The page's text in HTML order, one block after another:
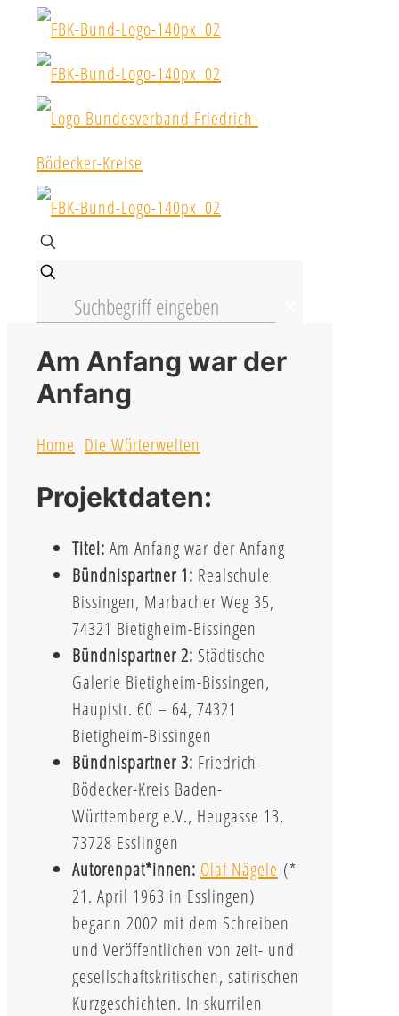
Am Anfang war der
Anfang
Home Die Wörterwelten
Projektdaten:
Titel: Am Anfang war der Anfang
Bündnispartner 1: Realschule
Bissingen, Marbacher Weg 35,
74321 Bietigheim-Bissingen
Bündnispartner 2: Städtische
Galerie Bietigheim-Bissingen,
Hauptstr. 60 – 64, 74321
Bietigheim-Bissingen
Bündnispartner 3: Friedrich-
Bödecker-Kreis Baden-
Württemberg e.V., Heugasse 13,
73728 Esslingen
Autorenpat*innen: Olaf Nägele (*
21. April 1963 in Esslingen)
begann 2002 mit dem Schreiben
und Veröffentlichen von zeit- und
gesellschaftskritischen, satirischen
Kurzgeschichten. In skurrilen